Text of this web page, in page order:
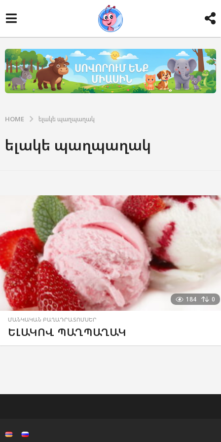
HOME ելակե պաղպաղակ
ելակե պաղպաղակ
184 0
ՄԱՆԿԱԿԱՆ ԲԱՂԱԴՐԱՏՈՄՍԵՐ
ԵԼԱԿՈՎ ՊԱՂՊԱՂԱԿ